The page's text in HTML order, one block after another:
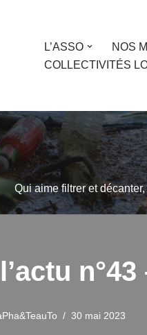
L’ASSO NOS
COLLECTIVITÉS
Qui aime filtrer et
30 mai 2023